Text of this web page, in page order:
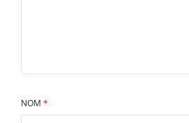
NOM *